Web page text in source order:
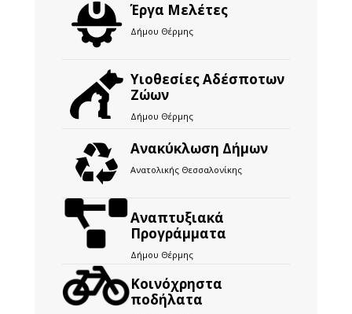
Έργα Μελέτες
Δήμου Θέρμης
Υιοθεσίες Αδέσποτων
Ζώων
Δήμου Θέρμης
Ανακύκλωση Δήμων
Ανατολικής Θεσσαλονίκης
Αναπτυξιακά
Προγράμματα
Δήμου Θέρμης
Kοινόχρηστα
ποδήλατα